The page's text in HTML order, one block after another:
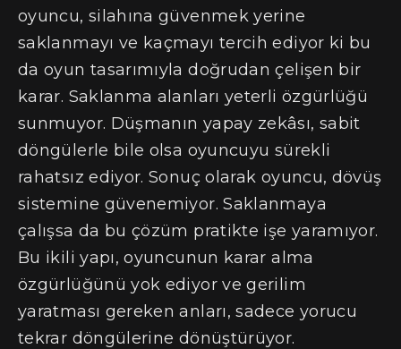
oyuncu, silahına güvenmek yerine
saklanmayı ve kaçmayı tercih ediyor ki bu
da oyun tasarımıyla doğrudan çelişen bir
karar. Saklanma alanları yeterli özgürlüğü
sunmuyor. Düşmanın yapay zekâsı, sabit
döngülerle bile olsa oyuncuyu sürekli
rahatsız ediyor. Sonuç olarak oyuncu, dövüş
sistemine güvenemiyor. Saklanmaya
çalışsa da bu çözüm pratikte işe yaramıyor.
Bu ikili yapı, oyuncunun karar alma
özgürlüğünü yok ediyor ve gerilim
yaratması gereken anları, sadece yorucu
tekrar döngülerine dönüştürüyor.